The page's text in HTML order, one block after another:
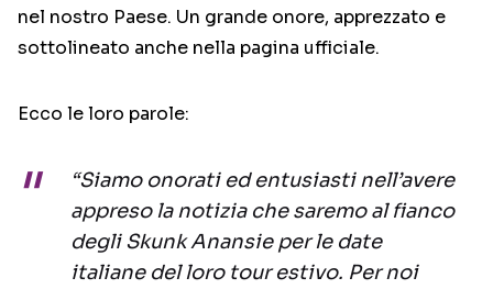
nel nostro Paese. Un grande onore, apprezzato e
sottolineato anche nella pagina ufficiale.
Ecco le loro parole:
“Siamo onorati ed entusiasti nell’avere
appreso la notizia che saremo al fianco
degli Skunk Anansie per le date
italiane del loro tour estivo. Per noi